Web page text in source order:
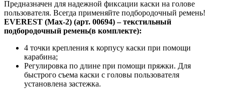
Предназначен для надежной фиксации каски на голове
пользователя. Всегда применяйте подбородочный ремень!
EVEREST (Max-2) (арт. 00694) – текстильный
подбородочный ремень(в комплекте):
4 точки крепления к корпусу каски при помощи
карабина;
Регулировка по длине при помощи пряжки. Для
быстрого съема каски с головы пользователя
установлена застежка.